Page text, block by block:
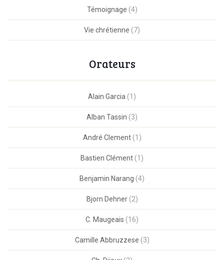
Témoignage (4)
Vie chrétienne (7)
Orateurs
Alain Garcia (1)
Alban Tassin (3)
André Clement(1)
Bastien Clément (1)
Benjamin Narang (4)
Bjorn Dehner(2)
C. Maugeais (16)
Camille Abbruzzese (3)